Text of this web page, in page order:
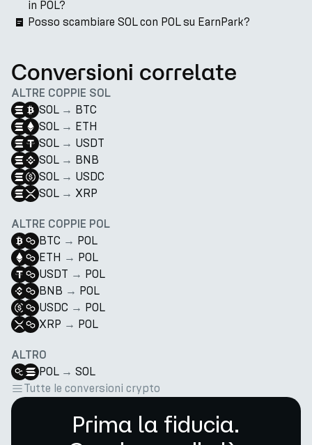
in POL?
Posso scambiare SOL con POL su EarnPark?
Conversioni correlate
ALTRE COPPIE SOL
SOL → BTC
SOL → ETH
SOL → USDT
SOL → BNB
SOL → USDC
SOL → XRP
ALTRE COPPIE POL
BTC → POL
ETH → POL
USDT → POL
BNB → POL
USDC → POL
XRP → POL
ALTRO
POL → SOL
Tutte le conversioni crypto
Prima la fiducia.